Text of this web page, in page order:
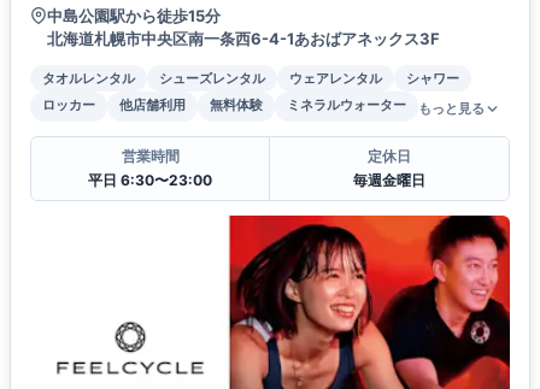
中島公園駅から徒歩15分
北海道札幌市中央区南一条西6-4-1あおばアネックス3F
タオルレンタル シューズレンタル ウェアレンタル
シャワー
ロッカー
他店舗利用 無料体験 ミネラルウォーター もっと見る
営業時間
平日 6:30〜23:00
定休日
毎週金曜日